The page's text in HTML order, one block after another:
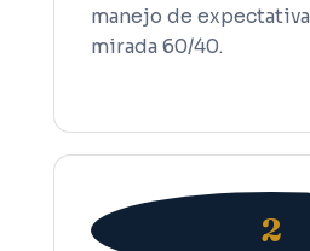
manejo de
mirada 60/40.
2